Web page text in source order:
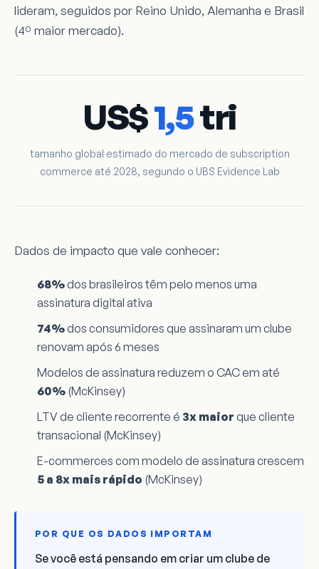
lideram, seguidos por Reino Unido, Alemanha e Brasil
(4º maior mercado).
US$1,5tri
tamanho global estimado do mercado de subscription
commerce até 2028, segundo o UBS Evidence Lab
Dados de impacto que vale conhecer:
68%dos brasileiros têm pelo menos uma
assinatura digital ativa
74%dos consumidores que assinaram um clube
renovam após 6 meses
Modelos de assinatura reduzem o CAC em até
60% (McKinsey)
LTV de cliente recorrente é 3x maior que cliente
transacional (McKinsey)
E-commerces com modelo de assinatura crescem
5 a 8x mais rápido (McKinsey)
POR QUE OS DADOS IMPORTAM
Se você está pensando em criar um clube de